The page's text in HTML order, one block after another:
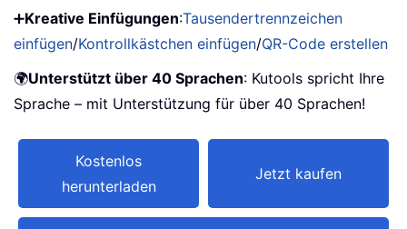
➕Kreative Einfügungen:Tausendertrennzeichen
einfügen/Kontrollkästchen einfügen/QR-Code erstellen
🌍Unterstützt über 40 Sprachen: Kutools spricht Ihre
Sprache – mit Unterstützung für über 40 Sprachen!
Kostenlos
herunterladen
Jetzt kaufen